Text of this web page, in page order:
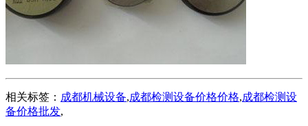
相关标签： 成都机械设备,成都检测设备价格价格,成都检测设
备价格批发,